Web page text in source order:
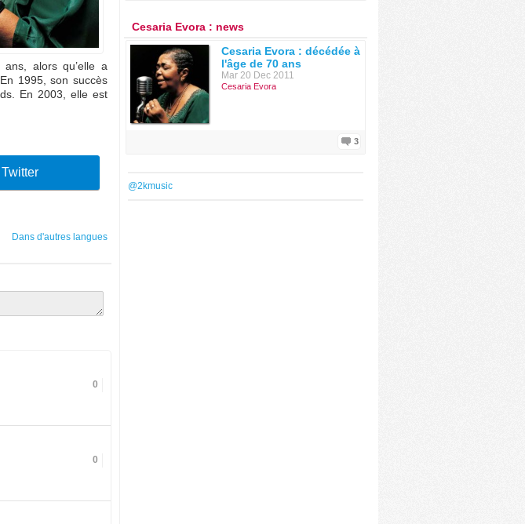
alors qu’elle a
1995, son succès
En 2003, elle est
Dans d'autres langues
0
0
Cesaria Evora : news
Cesaria Evora : décédée à
l'âge de 70 ans
Mar 20 Dec 2011
Cesaria Evora
3
@2kmusic